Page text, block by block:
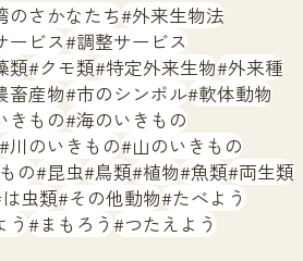
のさかなたち 外来生物法
ービス 調整サービス
類 クモ類 特定外来生物 外来種
畜産物 市のシンボル 軟体動物
きもの 海のいきもの
川のいきもの 山のいきもの
の 昆虫 鳥類 植物 魚類 両生類
は虫類 その他動物 たべよう
う まもろう つたえよう